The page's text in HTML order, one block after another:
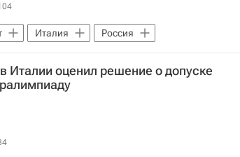
Италия
Россия
России (ПКР)
Паралимпийские игры
Италии оценил решение о допуске